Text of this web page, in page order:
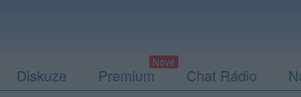
Diskuze Premium Chat Rádio